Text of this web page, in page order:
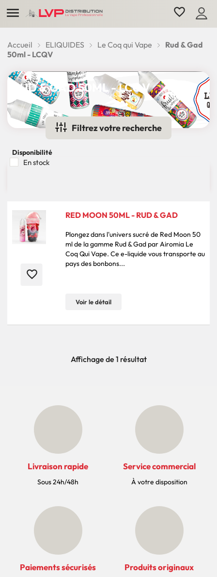
 favorite_border
Accueil ELIQUIDES Le Coq qui Vape
Rud & Gad
50ml - LCQV
RUD & GAD 50ML - LCQV
Filtrez votre recherche
Disponibilité
En stock
favorite_border
RED MOON 50ML - RUD & GAD
Plongez dans l'univers sucré de Red Moon 50
ml de la gamme Rud & Gad par Airomia Le
Coq Qui Vape. Ce e-liquide vous transporte au
pays des bonbons...
Voir le détail
Affichage de 1 résultat
Livraison rapide
Sous 24h/48h
Service commercial
À votre disposition
Paiements sécurisés Produits originaux